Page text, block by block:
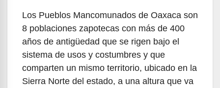
Los Pueblos Mancomunados de Oaxaca son
8 poblaciones zapotecas con más de 400
años de antigüedad que se rigen bajo el
sistema de usos y costumbres y que
comparten un mismo territorio, ubicado en la
Sierra Norte del estado, a una altura que va